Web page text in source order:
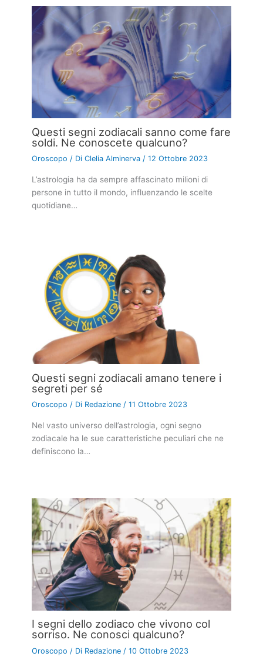
Questi segni zodiacali sanno come fare
soldi. Ne conoscete qualcuno?
Oroscopo / DiClelia Alminerva /12 Ottobre 2023
L’astrologia ha da sempre affascinato milioni di
persone in tutto il mondo, influenzando le scelte
quotidiane…
Questi segni zodiacali amano tenere i
segreti per sé
Oroscopo / Di Redazione/11 Ottobre 2023
Nel vasto universo dell’astrologia, ogni segno
zodiacale ha le sue caratteristiche peculiari che ne
definiscono la…
I segni dello zodiaco che vivono col
sorriso. Ne conosci qualcuno?
Oroscopo / Di Redazione /10 Ottobre 2023